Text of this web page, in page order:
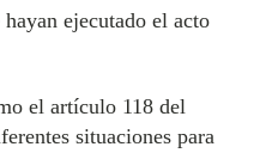
ejecutado el acto
el artículo 118 del
situaciones para